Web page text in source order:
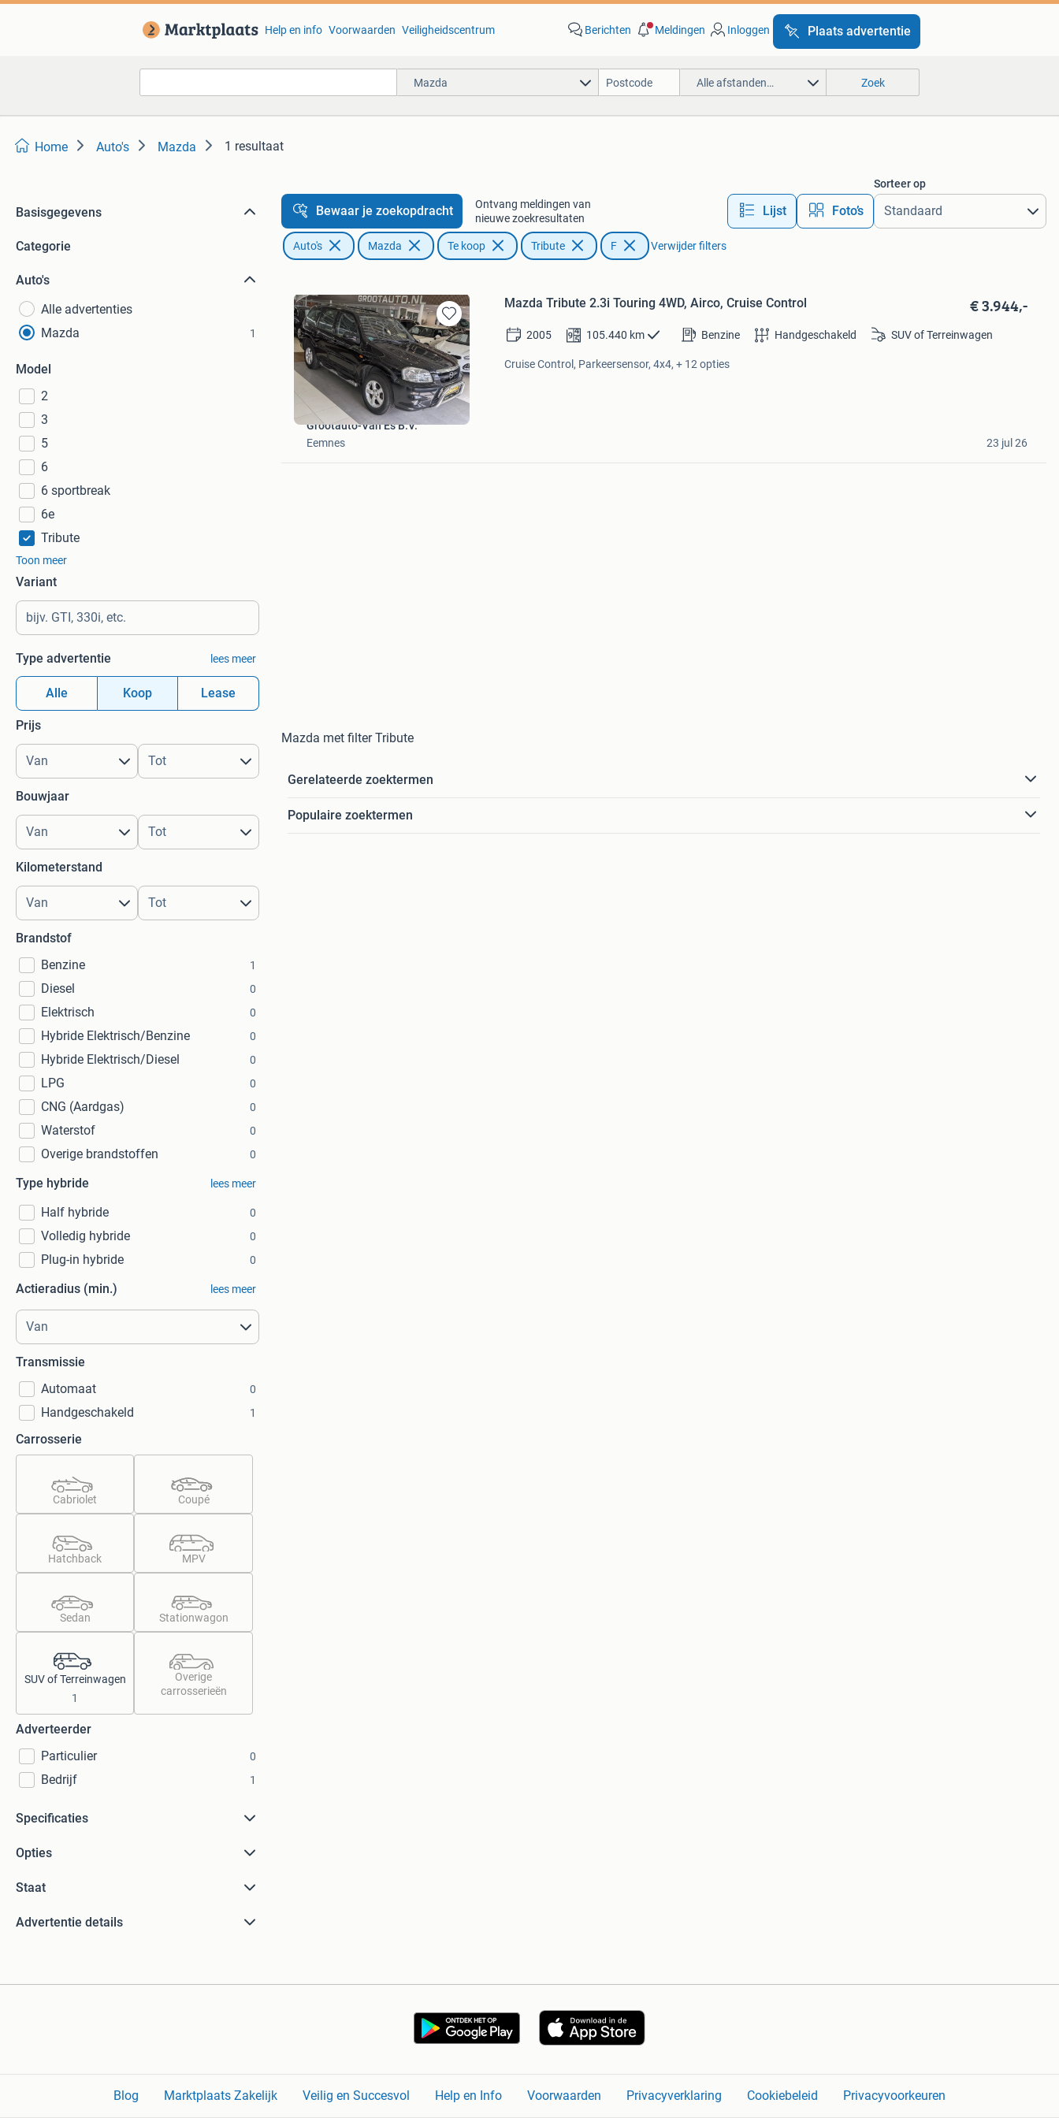
Help en info Voorwaarden Veiligheidscentrum Berichten Meldingen Inloggen Plaats advertentie
Mazda Alle afstanden… Zoek
Home Auto's Mazda 1 resultaat
Basisgegevens
Categorie
Auto's
Alle advertenties
Mazda
1
Model
2
3
5
6
6 sportbreak
6e
Tribute
Toon meer
Variant
Type advertentie lees meer
Alle Koop Lease
Prijs
Bouwjaar
Kilometerstand
Brandstof
Benzine
1
Diesel 0
Elektrisch 0
Hybride Elektrisch/Benzine 0
Hybride Elektrisch/Diesel 0
LPG 0
CNG (Aardgas) 0
Waterstof 0
Overige brandstoffen 0
Type hybride lees meer
Half hybride 0
Volledig hybride 0
Plug-in hybride 0
Actieradius (min.) lees meer
Transmissie
Automaat
0
Handgeschakeld 1
Carrosserie
Cabriolet Coupé
Hatchback MPV
Sedan Stationwagon
SUV of Terreinwagen
1
Overige
carrosserieën
Adverteerder
Particulier
0
Bedrijf 1
Specificaties
Opties
Staat
Advertentie details
Bewaar je zoekopdracht
Ontvang meldingen van
nieuwe zoekresultaten
Lijst Foto’s
Sorteer op
Auto's Mazda Te koop Tribute F Verwijder filters
Bewaren
in
Mijn
Favorieten
Mazda Tribute 2.3i Touring 4WD, Airco, Cruise Control € 3.944,-
2005 105.440 km Benzine Handgeschakeld SUV of Terreinwagen
Cruise Control, Parkeersensor, 4x4, + 12 opties
Grootauto-Van Es B.V.
Eemnes
23 jul 26
Mazda met filter Tribute
Gerelateerde zoektermen
Populaire zoektermen
Blog Marktplaats Zakelijk Veilig en Succesvol Help en Info Voorwaarden Privacyverklaring Cookiebeleid Privacyvoorkeuren